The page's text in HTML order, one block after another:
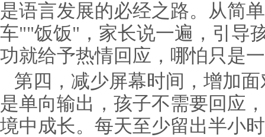
是语言发展的必经之路。从简
车""饭饭"，家长说一遍，引导
功就给予热情回应，哪怕只是
第四，减少屏幕时间，增加
是单向输出，孩子不需要回应
境中成长。每天至少留出半小